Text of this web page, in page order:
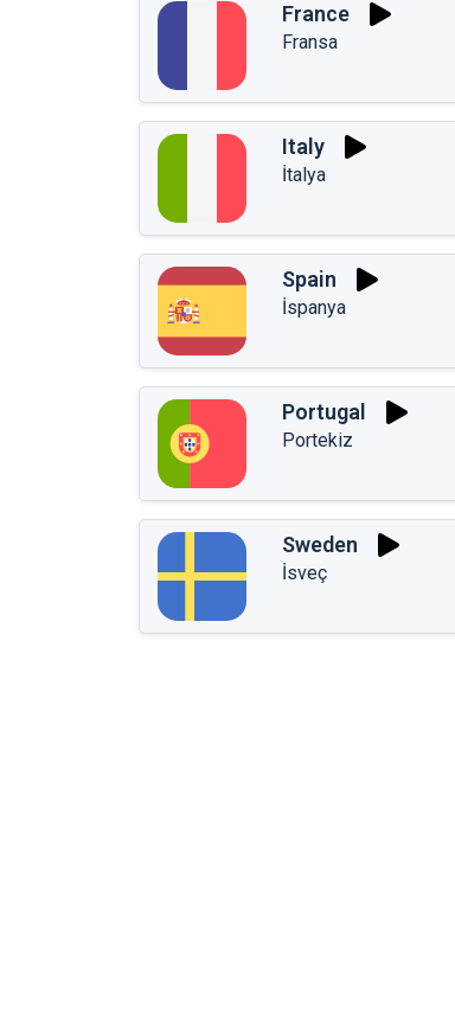
France
Fransa
Italy
İtalya
Spain
İspanya
Portugal
Portekiz
Sweden
İsveç